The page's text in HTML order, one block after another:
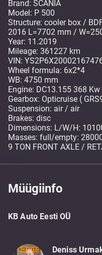
Brand: SCANIA
Model: P 500
Structure: cooler box /
2016 L=7702 mm /
Year: 11.2019
Mileage: 361227 km
VIN:
Wheel formula: 6x2*4
WB: 4750 mm
Engine: DC13.155 368
Gearbox: Opticruise (
Suspension: air / air
Brakes: disc
Dimensions: L/W/H:
Masses: full/empty:
9 TON FRONT AXLE /
Müügiinfo
KB Auto Eesti OÜ
Deniss